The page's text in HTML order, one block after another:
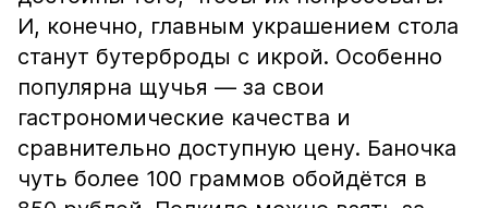
И, конечно, главным украшением стола
станут бутерброды с икрой. Особенно
популярна щучья — за свои
гастрономические качества и
сравнительно доступную цену. Баночка
чуть более 100 граммов обойдётся в